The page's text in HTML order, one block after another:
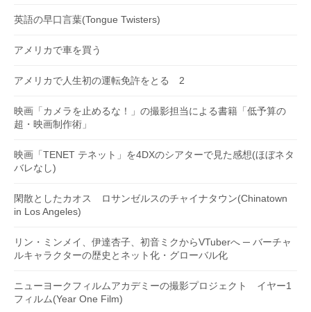
英語の早口言葉(Tongue Twisters)
アメリカで車を買う
アメリカで人生初の運転免許をとる 2
映画「カメラを止めるな！」の撮影担当による書籍「低予算の
超・映画制作術」
映画「TENET テネット」を4DXのシアターで見た感想(ほぼネタ
バレなし)
閑散としたカオス ロサンゼルスのチャイナタウン(Chinatown
in Los Angeles)
リン・ミンメイ、伊達杏子、初音ミクからVTuberへ ─ バーチャ
ルキャラクターの歴史とネット化・グローバル化
ニューヨークフィルムアカデミーの撮影プロジェクト イヤー1
フィルム(Year One Film)